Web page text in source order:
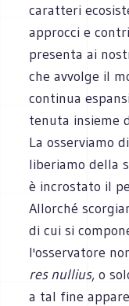
caratteri
approcci e
presenta ai
che avvolge il
continua
tenuta insieme
La osserviamo
liberiamo della
è incrostato il
Allorché
di cui si
l'osservatore
res nullius, o
a tal fine